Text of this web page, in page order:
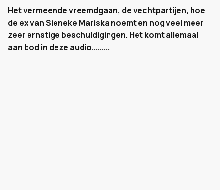
Het vermeende vreemdgaan, de vechtpartijen, hoe
de ex van Sieneke Mariska noemt en nog veel meer
zeer ernstige beschuldigingen. Het komt allemaal
aan bod in deze audio.........